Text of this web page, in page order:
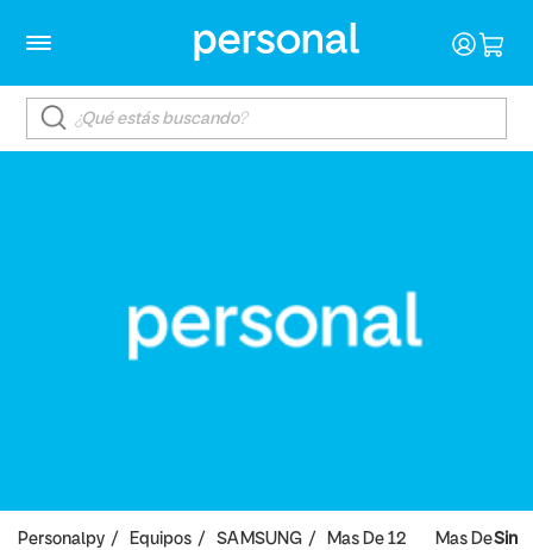
Personalpy Equipos SAMSUNG
Mas De 12
Mas DeSin